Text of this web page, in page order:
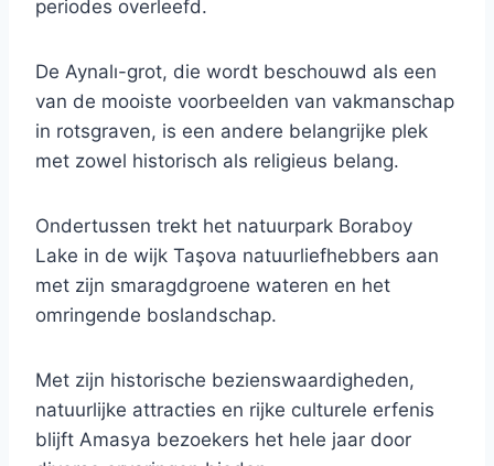
periodes overleefd.
De Aynalı-grot, die wordt beschouwd als een
van de mooiste voorbeelden van vakmanschap
in rotsgraven, is een andere belangrijke plek
met zowel historisch als religieus belang.
Ondertussen trekt het natuurpark Boraboy
Lake in de wijk Taşova natuurliefhebbers aan
met zijn smaragdgroene wateren en het
omringende boslandschap.
Met zijn historische bezienswaardigheden,
natuurlijke attracties en rijke culturele erfenis
blijft Amasya bezoekers het hele jaar door